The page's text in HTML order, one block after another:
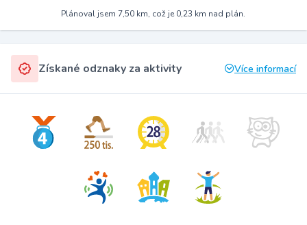
Plánoval jsem 7,50 km, což je 0,23 km nad plán.
Získané odznaky za aktivity Více informací